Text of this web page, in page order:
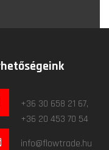
+36 30 658 21 67,
+36 20 453 70 54
info@flowtrade.hu